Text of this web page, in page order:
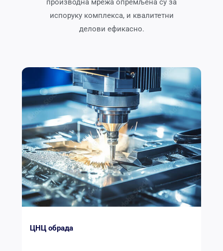
производна мрежа опремљена су за
испоруку комплекса, и квалитетни
делови ефикасно.
ЦНЦ обрада